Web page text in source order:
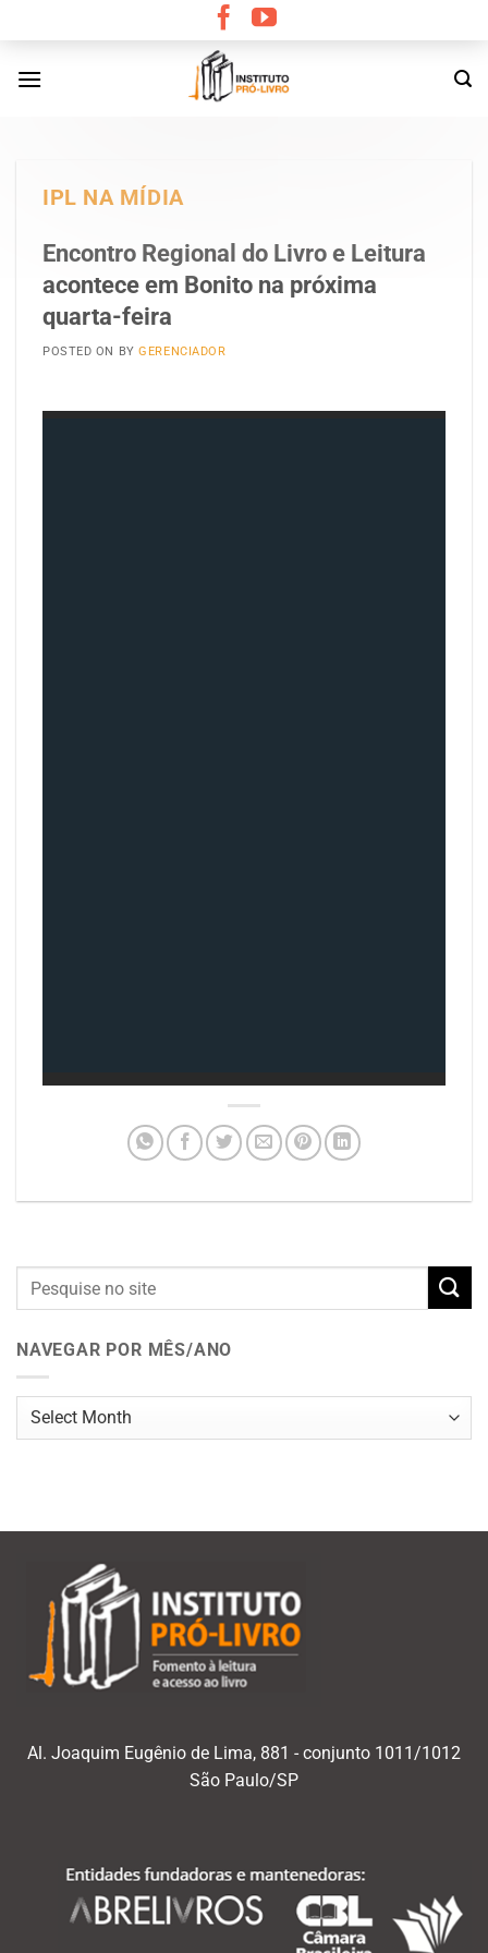
content
IPL NA MÍDIA
Encontro Regional do Livro e Leitura
acontece em Bonito na próxima
quarta-feira
POSTED ON BYGERENCIADOR
NAVEGAR POR MÊS/ANO
Navegar
Al. Joaquim Eugênio de Lima, 881 - conjunto 1011/1012
São Paulo/SP